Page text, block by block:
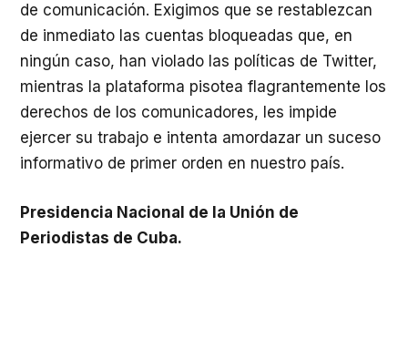
de comunicación. Exigimos que se restablezcan
de inmediato las cuentas bloqueadas que, en
ningún caso, han violado las políticas de Twitter,
mientras la plataforma pisotea flagrantemente los
derechos de los comunicadores, les impide
ejercer su trabajo e intenta amordazar un suceso
informativo de primer orden en nuestro país.
Presidencia Nacional de la Unión de
Periodistas de Cuba.